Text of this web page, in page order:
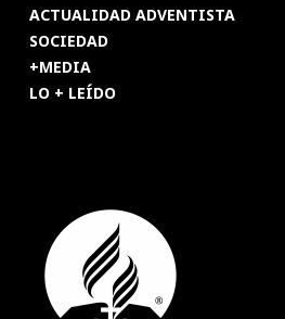
ACTUALIDAD ADVENTISTA
SOCIEDAD
+MEDIA
LO + LEÍDO